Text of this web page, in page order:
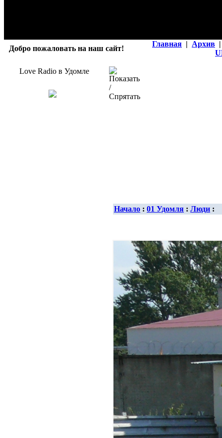
Добро пожаловать на наш сайт!
Главная | Архив |
Love Radio в Удомле
Начало : 01 Удомля : Люди :